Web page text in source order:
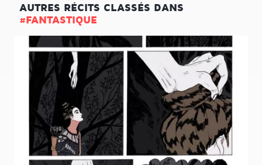
AUTRES RÉCITS CLASSÉS DANS
#FANTASTIQUE